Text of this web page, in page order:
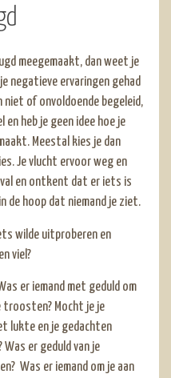
meegemaakt, dan weet je
negatieve ervaringen gehad
niet of onvoldoende begeleid,
en heb je geen idee hoe je
Meestal kies je dan
Je vlucht ervoor weg en
en ontkent dat er iets is
de hoop dat niemand je ziet.
wilde uitproberen en
viel?
er iemand met geduld om
troosten? Mocht je je
lukte en je gedachten
er geduld van je
Was er iemand om je aan